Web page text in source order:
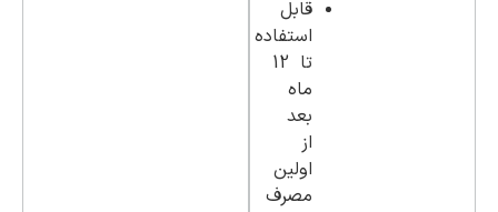
قابل
استفاده
تا 12
ماه
بعد
از
اولین
مصرف